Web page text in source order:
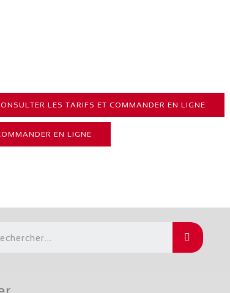
EN LIGNE
LES TARIFS ET COMMANDER EN LIGNE